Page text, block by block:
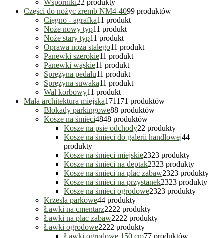
Wsporniki22 produkty
Części do nożyc zremb NM4-4099 produktów
Cięgno - agrafka11 produkt
Noże nowy typ11 produkt
Noże stary typ11 produkt
Oprawa noża stałego11 produkt
Panewki szerokie11 produkt
Panewki wąskie11 produkt
Sprężyna pedału11 produkt
Sprężyna suwaka11 produkt
Wał korbowy11 produkt
Mała architektura miejska171171 produktów
Blokady parkingowe88 produktów
Kosze na śmieci4848 produktów
Kosze na psie odchody22 produkty
Kosze na śmieci do galerii handlowej44
produkty
Kosze na śmieci miejskie2323 produkty
Kosze na śmieci na deptak2323 produkty
Kosze na śmieci na plac zabaw2323 produkty
Kosze na śmieci na przystanek2323 produkty
Kosze na śmieci ogrodowe2323 produkty
Krzesła parkowe44 produkty
Ławki na cmentarz2222 produkty
Ławki na plac zabaw2222 produkty
Ławki ogrodowe2222 produkty